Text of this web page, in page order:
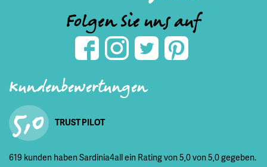
Folgen Sie uns auf
Kundenbewertungen
5,0 TRUST PILOT
619 kunden haben Sardinia4all ein Rating von 5,0 von 5,0 gegeben.